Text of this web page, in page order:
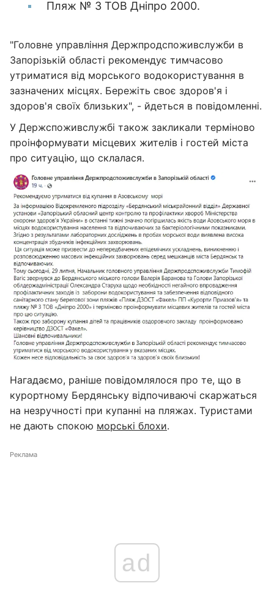
Пляж № 3 ТОВ Дніпро 2000.
"Головне управління Держпродспоживслужби в
Запорізькій області рекомендує тимчасово
утриматися від морського водокористування в
зазначених місцях. Бережіть своє здоров'я і
здоров'я своїх близьких", - йдеться в повідомленні.
У Держспоживслужбі також закликали терміново
проінформувати місцевих жителів і гостей міста
про ситуацію, що склалася.
Нагадаємо, раніше повідомлялося про те, що в
курортному Бердянську відпочиваючі скаржаться
на незручності при купанні на пляжах. Туристами
не дають спокою морські блохи.
Реклама
ad